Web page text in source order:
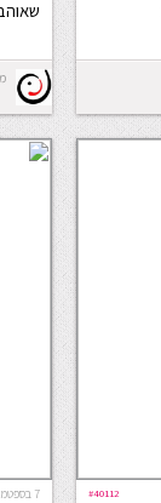
#40112 7 בספטמבר 2016